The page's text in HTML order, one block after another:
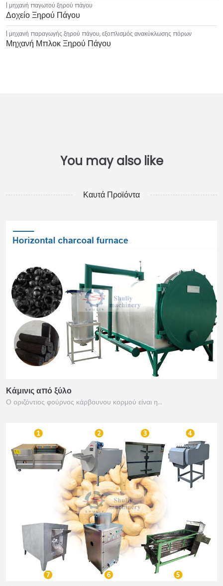
μηχανή παγωτού ξηρού πάγου
Δοχείο Ξηρού Πάγου
μηχανή παραγωγής ξηρού πάγου,εξοπλισμός ανακύκλωσης πόρων
Μηχανή Μπλοκ Ξηρού Πάγου
Καυτά Προϊόντα
Κάμινις από ξύλο
Ο οριζόντιος φούρνος κάρβουνου κορμού είναι η…